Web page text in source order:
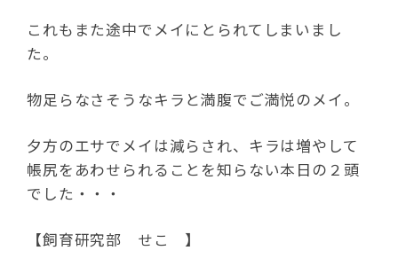
これもまた途中でメイにとられてしまいまし
た。
物足らなさそうなキラと満腹でご満悦のメイ。
夕方のエサでメイは減らされ、キラは増やして
帳尻をあわせられることを知らない本日の２頭
でした・・・
【飼育研究部 せこ 】